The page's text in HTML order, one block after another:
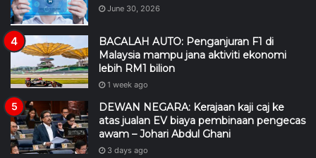
June 30, 2026
BACALAH AUTO: Penganjuran F1 di
Malaysia mampu jana aktiviti ekonomi
lebih RM1 bilion
1 week ago
DEWAN NEGARA: Kerajaan kaji caj ke
atas jualan EV biaya pembinaan pengecas
awam – Johari Abdul Ghani
3 days ago